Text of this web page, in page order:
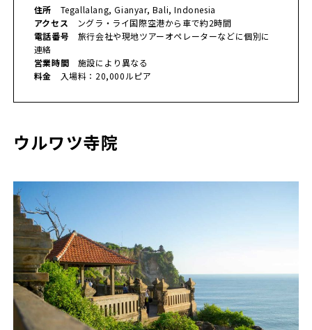
住所 Tegallalang, Gianyar, Bali, Indonesia
アクセス ングラ・ライ国際空港から車で約2時間
電話番号 旅行会社や現地ツアーオペレーターなどに個別に
連絡
営業時間 施設により異なる
料金 入場料：20,000ルピア
ウルワツ寺院